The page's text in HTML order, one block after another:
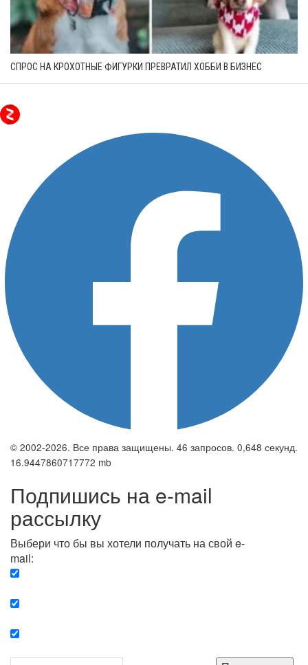
СПРОС НА КРОХОТНЫЕ ФИГУРКИ ПРЕВРАТИЛ ХОББИ В БИЗНЕС
© 2002-2026. Все права защищены. 46 запросов. 0,648 секунд.
16.9447860717772 mb
Подпишись на e-mail
рассылку
Выбери что бы вы хотели получать на свой e-
mail: